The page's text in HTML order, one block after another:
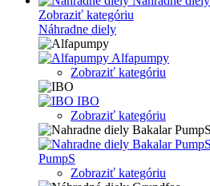
Zobraziť kategóriu
Náhradne diely
Alfapumpy
Zobraziť kategóriu
IBO
Zobraziť kategóriu
PumpS
Zobraziť kategóriu